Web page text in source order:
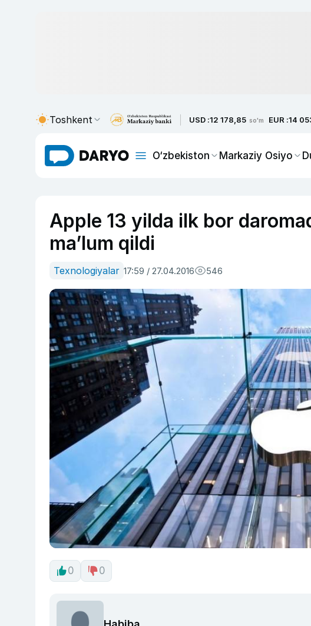
Toshkent USD :12 178,85 so'm EUR :14
O‘zbekiston Markaziy Osiyo
Apple 13 yilda ilk bor
ma’lum qildi
Texnologiyalar 17:59 / 27.04.2016 546
0 0